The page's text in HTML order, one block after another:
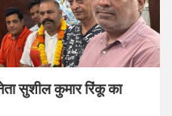
नेता सुशील कुमार रिंकू का